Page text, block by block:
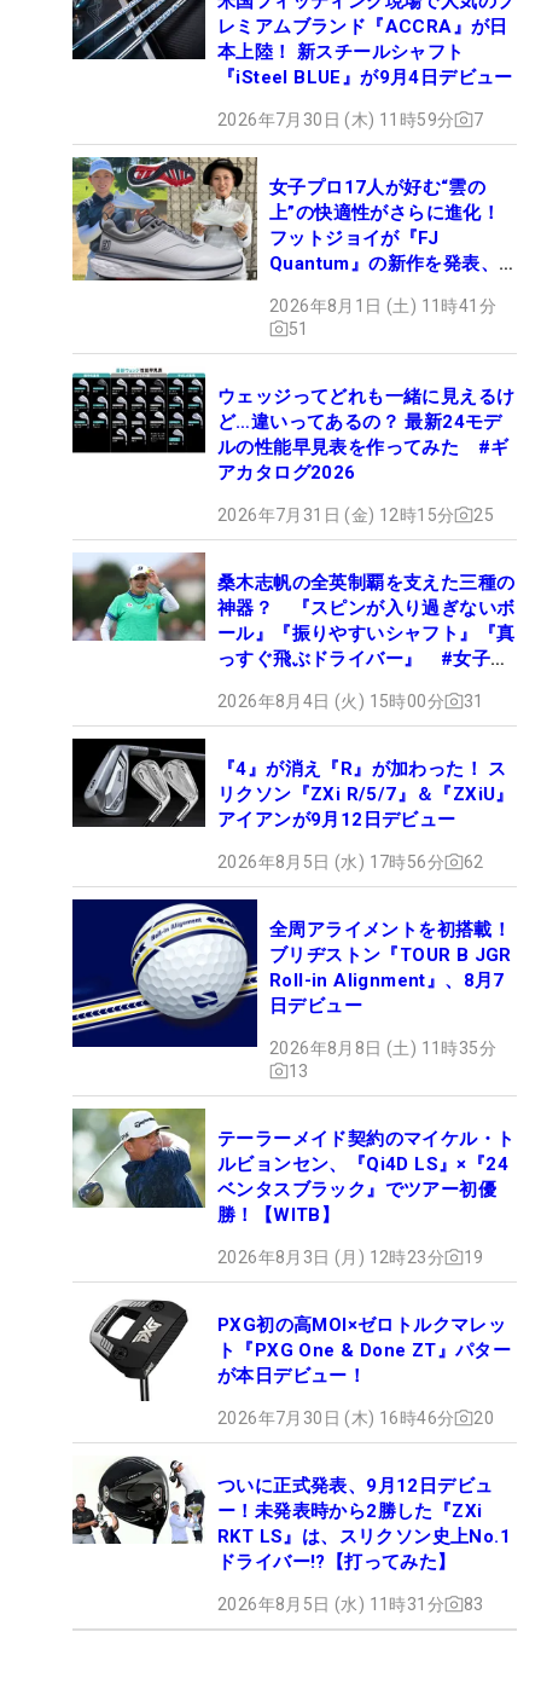
レミアムブランド『ACCRA』が日
本上陸！ 新スチールシャフト
『iSteel BLUE』が9月4日デビュー
2026年7月30日 (木) 11時59分 7
女子プロ17人が好む“雲の
上”の快適性がさらに進化！
フットジョイが『FJ
Quantum』の新作を発表、8
2026年8月1日 (土) 11時41分
51
ウェッジってどれも一緒に見えるけ
ど…違いってあるの？ 最新24モデ
ルの性能早見表を作ってみた #ギ
アカタログ2026
2026年7月31日 (金) 12時15分 25
桑木志帆の全英制覇を支えた三種の
神器？ 『スピンが入り過ぎないボ
ール』『振りやすいシャフト』『真
っすぐ飛ぶドライバー』 #女子プ
2026年8月4日 (火) 15時00分 31
『4』が消え『R』が加わった！ ス
リクソン『ZXi R/5/7』＆『ZXiU』
アイアンが9月12日デビュー
2026年8月5日 (水) 17時56分 62
全周アライメントを初搭載！
ブリヂストン『TOUR B JGR
Roll-in Alignment』、8月7
日デビュー
2026年8月8日 (土) 11時35分
13
テーラーメイド契約のマイケル・ト
ルビョンセン、『Qi4D LS』×『24
ベンタスブラック』でツアー初優
勝！【WITB】
2026年8月3日 (月) 12時23分 19
PXG初の高MOI×ゼロトルクマレッ
ト『PXG One & Done ZT』パター
が本日デビュー！
2026年7月30日 (木) 16時46分 20
ついに正式発表、9月12日デビュ
ー！未発表時から2勝した『ZXi
RKT LS』は、スリクソン史上No.1
ドライバー!?【打ってみた】
2026年8月5日 (水) 11時31分 83